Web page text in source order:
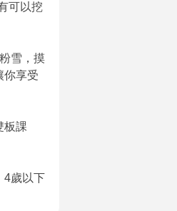
可以挖
雪，摸
你享受
板課
4歲以下